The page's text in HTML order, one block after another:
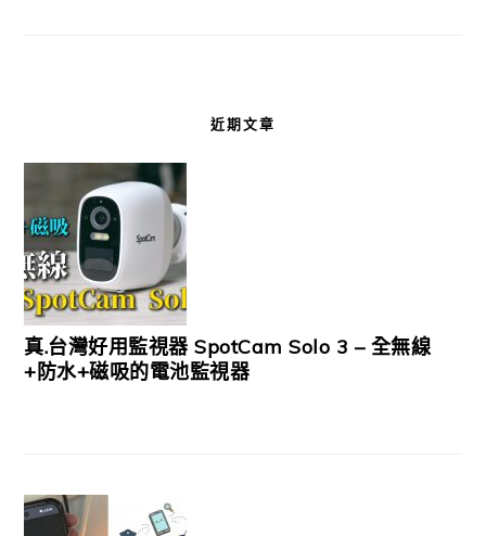
近期文章
真.台灣好用監視器 SpotCam Solo 3 – 全無線
+防水+磁吸的電池監視器